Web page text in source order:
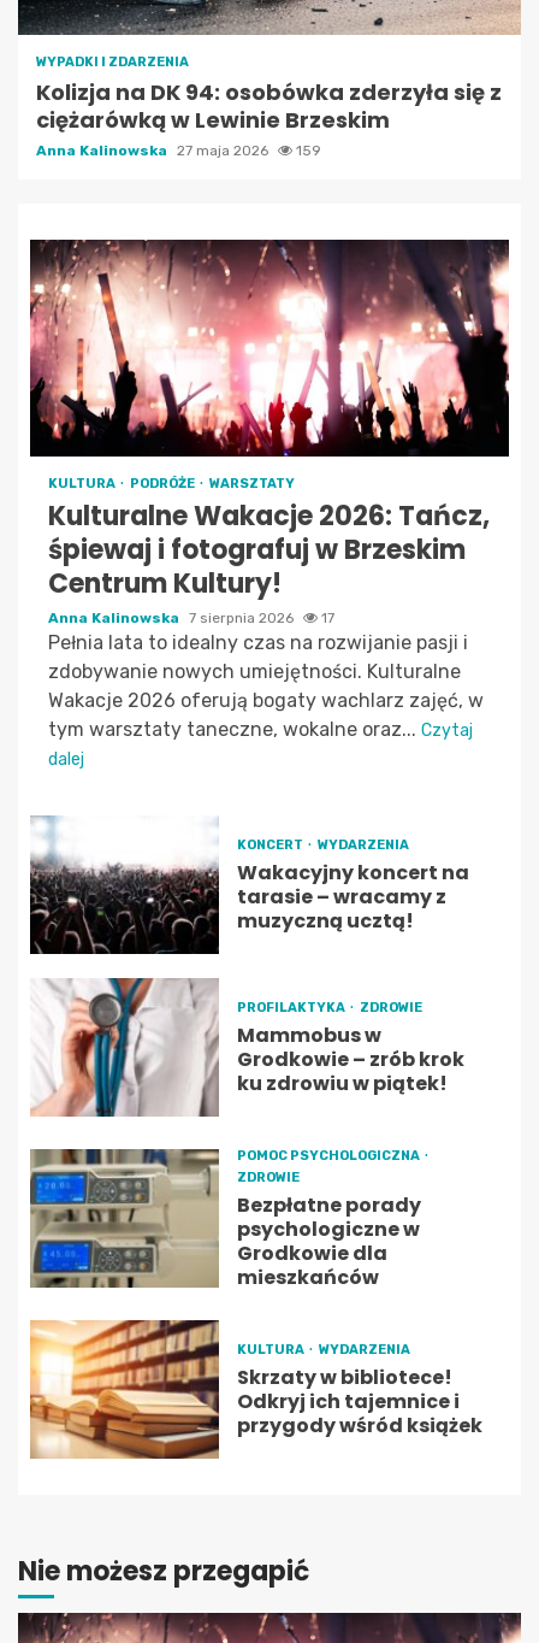
WYPADKI I ZDARZENIA
Kolizja na DK 94: osobówka zderzyła się z
ciężarówką w Lewinie Brzeskim
Anna Kalinowska 27 maja 2026 159
KULTURA PODRÓŻE WARSZTATY
Kulturalne Wakacje 2026: Tańcz,
śpiewaj i fotografuj w Brzeskim
Centrum Kultury!
Anna Kalinowska 7 sierpnia 2026 17
Pełnia lata to idealny czas na rozwijanie pasji i
zdobywanie nowych umiejętności. Kulturalne
Wakacje 2026 oferują bogaty wachlarz zajęć, w
tym warsztaty taneczne, wokalne oraz... Czytaj
dalej
KONCERT WYDARZENIA
Wakacyjny koncert na
tarasie – wracamy z
muzyczną ucztą!
PROFILAKTYKA ZDROWIE
Mammobus w
Grodkowie – zrób krok
ku zdrowiu w piątek!
POMOC PSYCHOLOGICZNA
ZDROWIE
Bezpłatne porady
psychologiczne w
Grodkowie dla
mieszkańców
KULTURA WYDARZENIA
Skrzaty w bibliotece!
Odkryj ich tajemnice i
przygody wśród książek
Nie możesz przegapić